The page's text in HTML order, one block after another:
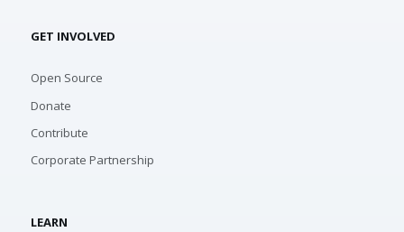
GET INVOLVED
Open Source
Donate
Contribute
Corporate Partnership
LEARN